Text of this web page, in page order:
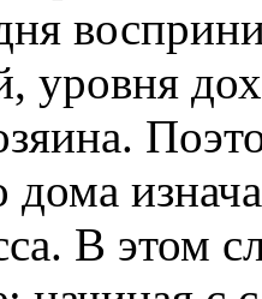
уровня
В этом